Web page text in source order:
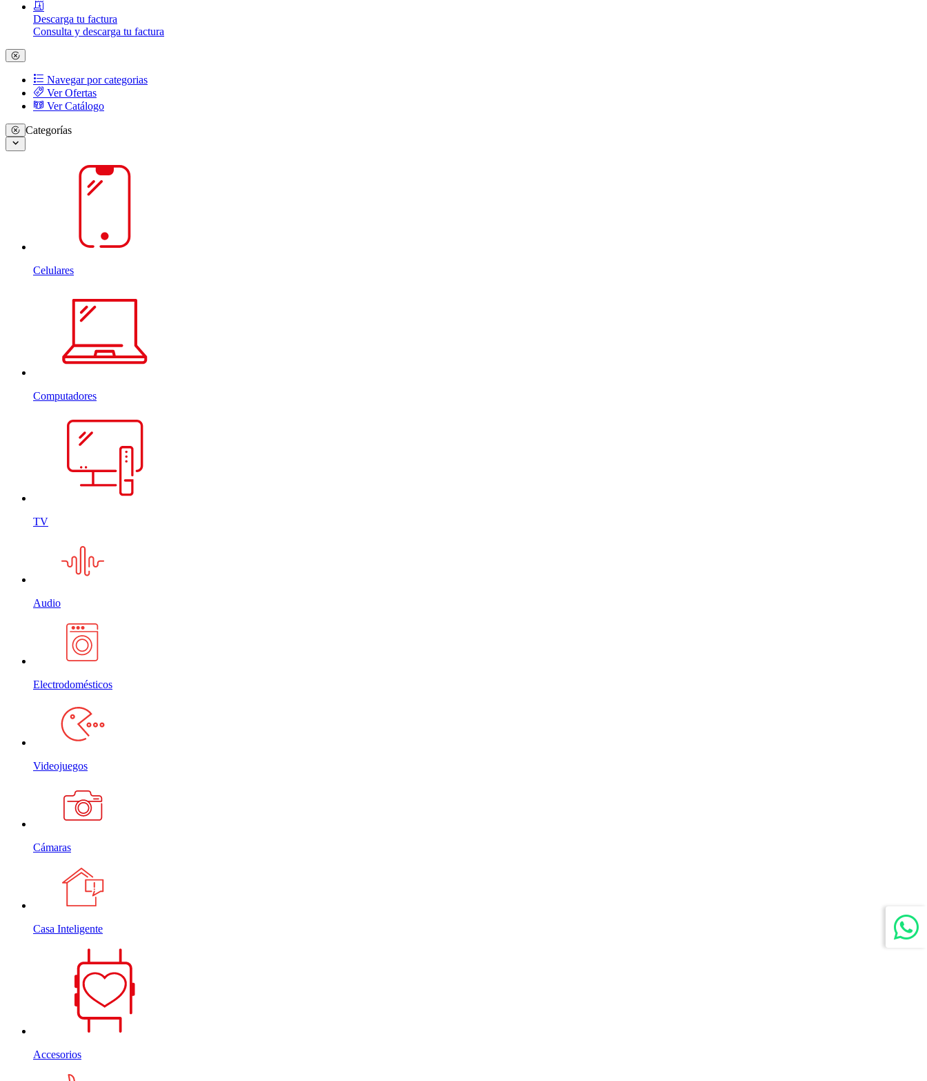
Descarga tu factura
Consulta y descarga tu factura
Navegar por categorias
Ver Ofertas
Ver Catálogo
Categorías
Celulares
Computadores
TV
Audio
Electrodomésticos
Videojuegos
Cámaras
Casa Inteligente
Accesorios